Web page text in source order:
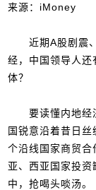
来源：iMoney
近期A股剧震、
经，中国领导人
体？
要读懂内地经济
国锐意沿着昔日
个沿线国家商贸合
亚、西亚国家投
中，抢喝头啖汤。